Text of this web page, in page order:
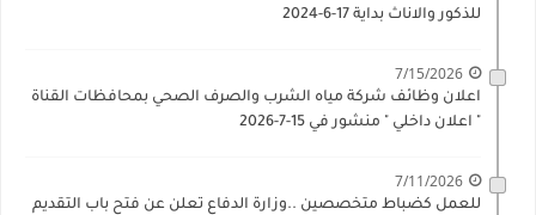
للذكور والاناث بداية 17-6-2024
7/15/2026
اعلان وظائف شركة مياه الشرب والصرف الصحي بمحافظات القناة
" اعلان داخلي " منشور في 15-7-2026
7/11/2026
للعمل كضباط متخصصين ..وزارة الدفاع تعلن عن فتح باب التقديم